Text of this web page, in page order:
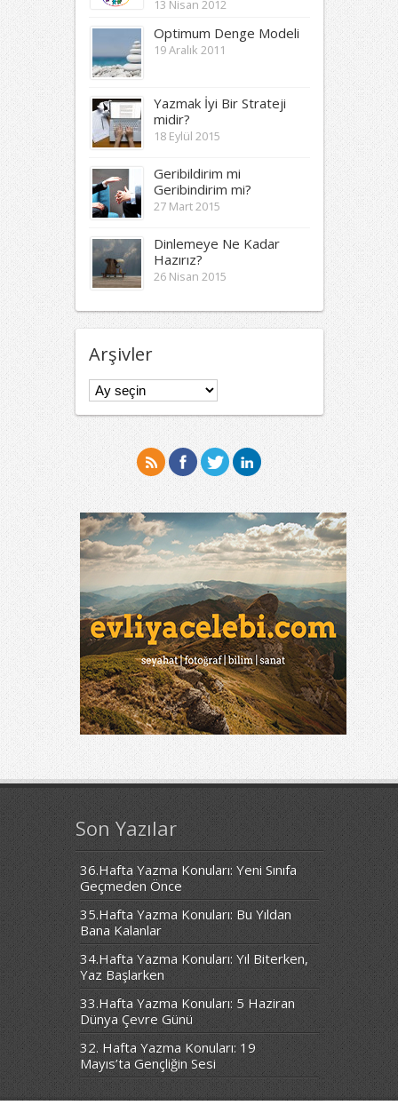
13 Nisan 2012
Optimum Denge Modeli
19 Aralık 2011
Yazmak İyi Bir Strateji
midir?
18 Eylül 2015
Geribildirim mi
Geribindirim mi?
27 Mart 2015
Dinlemeye Ne Kadar
Hazırız?
26 Nisan 2015
Arşivler
Arşivler
Son Yazılar
36.Hafta Yazma Konuları: Yeni Sınıfa
Geçmeden Önce
35.Hafta Yazma Konuları: Bu Yıldan
Bana Kalanlar
34.Hafta Yazma Konuları: Yıl Biterken,
Yaz Başlarken
33.Hafta Yazma Konuları: 5 Haziran
Dünya Çevre Günü
32. Hafta Yazma Konuları: 19
Mayıs’ta Gençliğin Sesi